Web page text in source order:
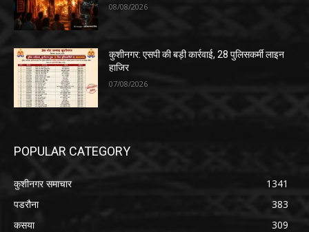
08/08/2026
कुशीनगर: एसपी की बड़ी कार्रवाई, 28 पुलिसकर्मी लाइन
हाजिर
07/08/2026
POPULAR CATEGORY
कुशीनगर समाचार
1341
पडरौना
383
कसया
309